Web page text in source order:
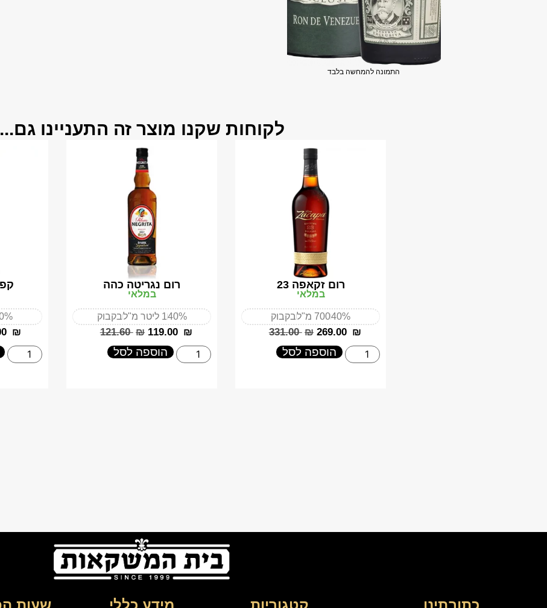
התמונה להמחשה בלבד
לקוחות שקנו מוצר זה התעניינו גם...
רום זקאפה 23
במלאי
40%700 מ"ל בקבוק
‎331.00 ₪ ‎269.00 ₪
הוספה לסל
רום נגריטה כהה
במלאי
40%1 ליטר מ"ל בקבוק
‎121.60 ₪ ‎119.00 ₪
הוספה לסל
₪